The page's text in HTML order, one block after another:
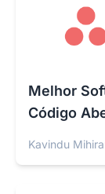
Melhor
Código
Kavindu